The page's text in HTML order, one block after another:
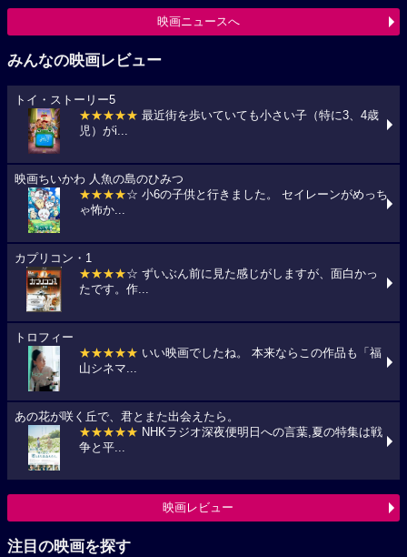
映画ニュースへ
みんなの映画レビュー
トイ・ストーリー5
★★★★★ 最近街を歩いていても小さい子（特に3、4歳
児）がi...
映画ちいかわ 人魚の島のひみつ
★★★★☆ 小6の子供と行きました。 セイレーンがめっち
ゃ怖か...
カプリコン・1
★★★★☆ ずいぶん前に見た感じがしますが、面白かっ
たです。作...
トロフィー
★★★★★ いい映画でしたね。 本来ならこの作品も「福
山シネマ...
あの花が咲く丘で、君とまた出会えたら。
★★★★★ NHKラジオ深夜便明日への言葉,夏の特集は戦
争と平...
映画レビュー
注目の映画を探す